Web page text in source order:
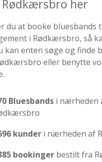
her
du at booke bluesbands
i Rødkærsbro, så
kan enten søge og finde
eller benytte
Bluesbands i nærheden
kunder i nærheden af
bookinger bestilt fra